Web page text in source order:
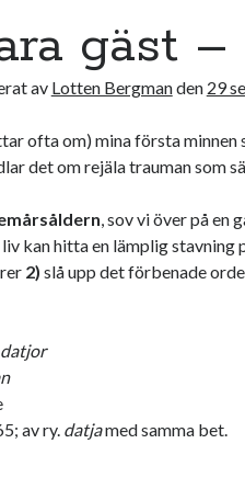
gäst –
av Lotten Bergmanden 29
ofta om) mina första minnen
det om rejäla trauman som
, sov vi över på en
kan hitta en lämplig stavning
2) slå upp det förbenade
av ry. datjamed samma bet.